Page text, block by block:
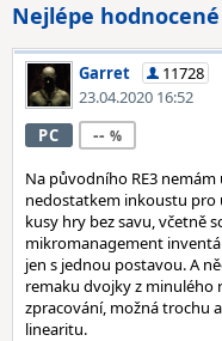
Nejlépe
Garret
11728
23.04.2020 16:52
PC --
Na původního RE3
nedostatkem inkoustu pro
kusy hry bez savu, včetně
mikromanagement
jen s jednou postavou. A
remaku dvojky z minulého
zpracování, možná trochu
linearitu.